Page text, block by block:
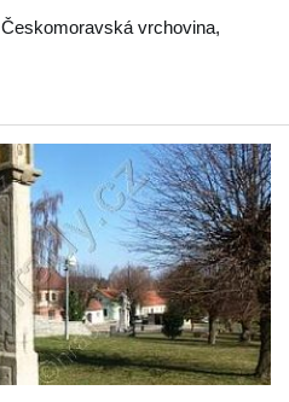
Českomoravská vrchovina,